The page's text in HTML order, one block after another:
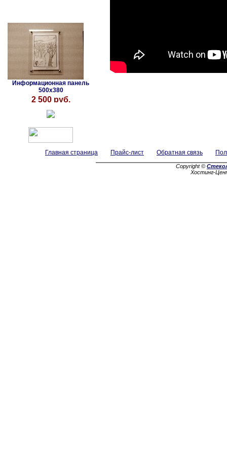
Информационная панель
500х380
2 500 руб.
Главная страница Прайс-лист Обратная связь
Copyright ©
Хостинг-